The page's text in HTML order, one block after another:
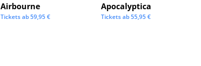
Airbourne
Tickets ab59,95€
Apocalyptica
Tickets ab55,95€